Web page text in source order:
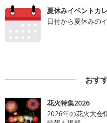
夏休みイベントカ
日付から夏休みの
おす
花火特集2026
2026年の花火大会